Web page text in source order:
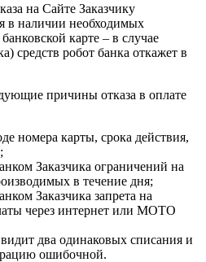
на Сайте Заказчику
в наличии необходимых
карте – в случае
средств робот банка откажет в
причины отказа в оплате
номера карты, срока действия,
Заказчика ограничений на
в течение дня;
Заказчика запрета на
через интернет или MOTO
два одинаковых списания и
ошибочной.